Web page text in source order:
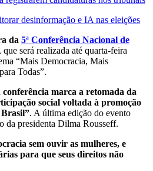
desinformação e IA nas eleições
da 5ª Conferência Nacional de
, que será realizada até quarta-feira
“Mais Democracia, Mais
Todas”.
conferência marca a retomada da
social voltada à promoção
Brasil”. A última edição do evento
da presidenta Dilma Rousseff.
sem ouvir as mulheres, e
para que seus direitos não